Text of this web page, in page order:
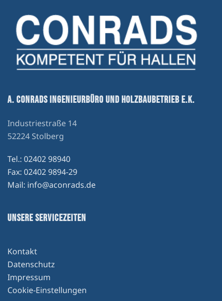
A. CONRADS INGENIEURBÜRO UND HOLZBAUBETRIEB E.K.
Industriestraße 14
52224 Stolberg
Tel.: 02402 98940
Fax: 02402 9894-29
Mail: info@aconrads.de
UNSERE SERVICEZEITEN
Kontakt
Datenschutz
Impressum
Cookie-Einstellungen